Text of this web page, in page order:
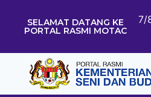
SELAMAT DATANG KE
PORTAL RASMI MOTAC
7/